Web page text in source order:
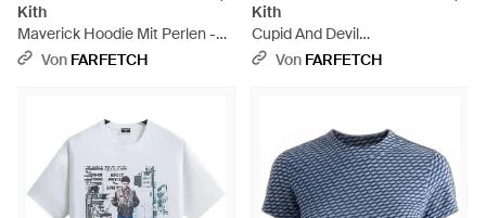
Kith
Maverick Hoodie Mit Perlen -
Schwarz
Von FARFETCH
Kith
Cupid And Devil
Schlüsselanhänger Mit Print -
Von FARFETCH